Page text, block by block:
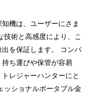
機は、ユーザーにさま
技術と高感度により、こ
を保証します。 コンパ
ち運びや保管が容易
レジャーハンターにと
ッショナルポータブル金